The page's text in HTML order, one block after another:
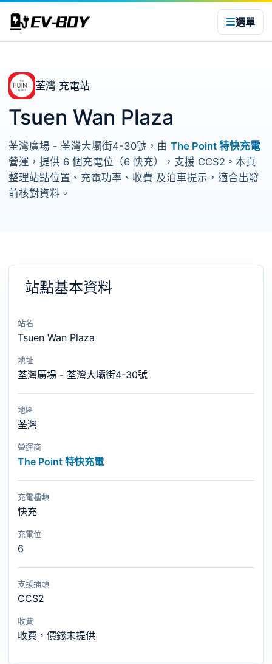
選單
荃灣 充電站
Tsuen Wan Plaza
荃灣廣場 - 荃灣大壩街4-30號，由 The Point 特快充電
營運，提供 6 個充電位（6 快充），支援 CCS2。本頁
整理站點位置、充電功率、收費 及泊車提示，適合出發
前核對資料。
站點基本資料
站名
Tsuen Wan Plaza
地址
荃灣廣場 - 荃灣大壩街4-30號
地區
荃灣
營運商
The Point 特快充電
充電種類
快充
充電位
6
支援插頭
CCS2
收費
收費，價錢未提供